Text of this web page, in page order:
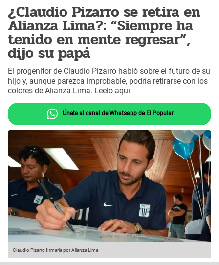
¿Claudio Pizarro se retira en
Alianza Lima?: “Siempre ha
tenido en mente regresar”,
dijo su papá
El progenitor de Claudio Pizarro habló sobre el futuro de su
hijo y, aunque parezca improbable, podría retirarse con los
colores de Alianza Lima. Léelo aquí.
Únete al canal de Whatsapp de El Popular
Claudio Pizarro firmaría por Alianza Lima.